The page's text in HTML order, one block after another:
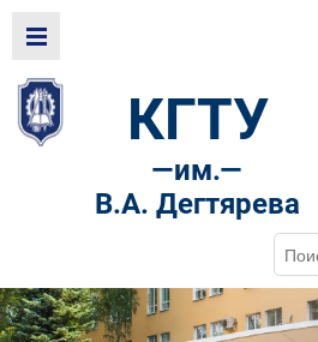
КГТУ
—им.—
В.А. Дегтярева